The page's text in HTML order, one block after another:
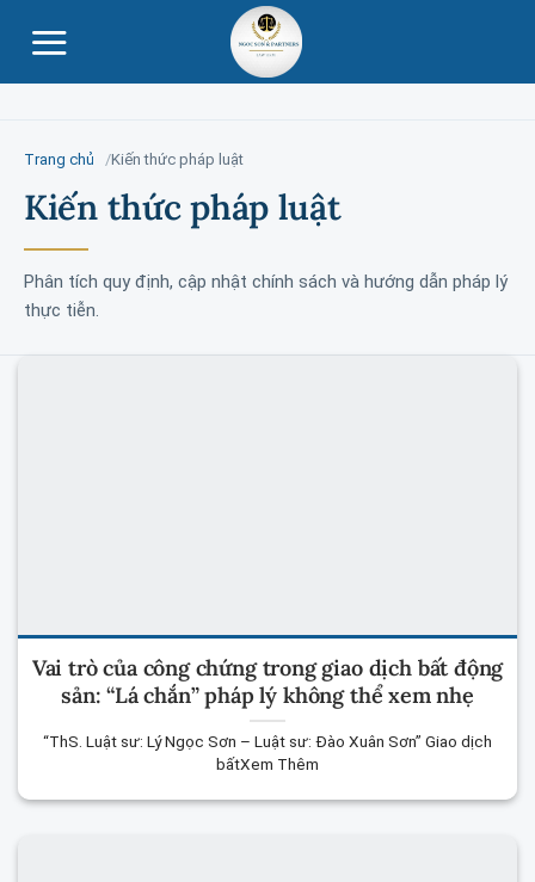
Trang chủ Kiến thức pháp luật
Kiến thức pháp luật
Phân tích quy định, cập nhật chính sách và hướng dẫn pháp lý
thực tiễn.
Vai trò của công chứng trong giao dịch bất động
sản: “Lá chắn” pháp lý không thể xem nhẹ
“ThS. Luật sư: Lý Ngọc Sơn – Luật sư: Đào Xuân Sơn” Giao dịch
bấtXem Thêm